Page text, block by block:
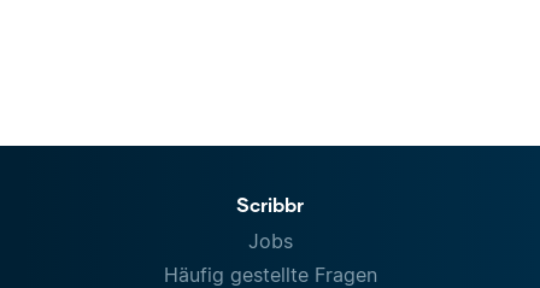
Scribbr
Jobs
Häufig gestellte Fragen